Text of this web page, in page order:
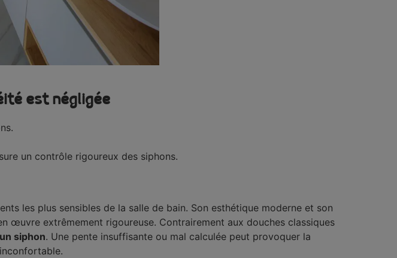
est négligée
un contrôle rigoureux des siphons.
les plus sensibles de la salle de bain. Son esthétique moderne et son
œuvre extrêmement rigoureuse. Contrairement aux douches classiques
siphon. Une pente insuffisante ou mal calculée peut provoquer la